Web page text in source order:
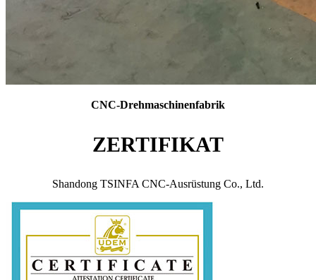
CNC-Drehmaschinenfabrik
ZERTIFIKAT
Shandong TSINFA CNC-Ausrüstung Co., Ltd.